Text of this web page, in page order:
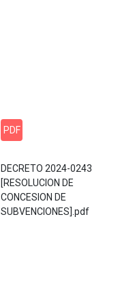
PDF
DECRETO 2024-0243
[RESOLUCION DE
CONCESION DE
SUBVENCIONES].pdf